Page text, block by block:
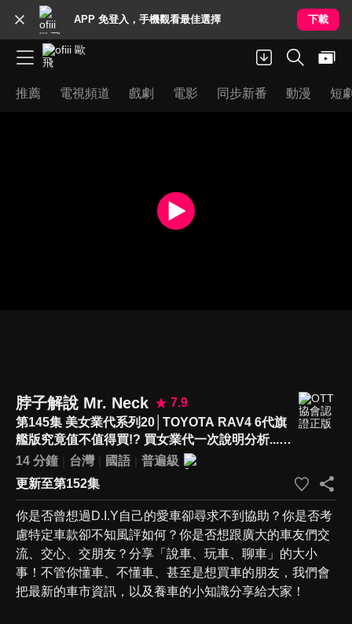
APP 免登入，手機觀看最佳選擇 下載
推薦 電視頻道 戲劇 電影 同步新番 動漫 短
脖子解說 Mr. Neck
7.9
第145集 美女業代系列20│TOYOTA RAV4 6代旗
艦版究竟值不值得買!? 買女業代一次說明分析...這
台配備真太香了!!
14 分鐘 台灣 國語
普遍級
更新至第152集
你是否曾想過D.I.Y自己的愛車卻尋求不到協助？你是否考
慮特定車款卻不知風評如何？你是否想跟廣大的車友們交
流、交心、交朋友？分享「說車、玩車、聊車」的大小
事！不管你懂車、不懂車、甚至是想買車的朋友，我們會
把最新的車市資訊，以及養車的小知識分享給大家！